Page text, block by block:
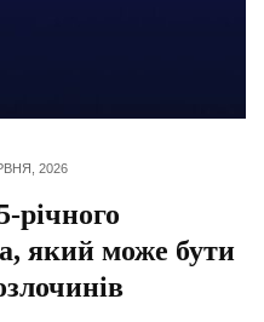
2026
річного
який може бути